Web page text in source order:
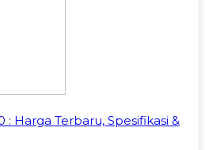
Harga Terbaru, Spesifikasi &